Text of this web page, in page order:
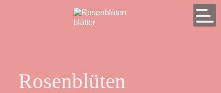
Rosenblüten